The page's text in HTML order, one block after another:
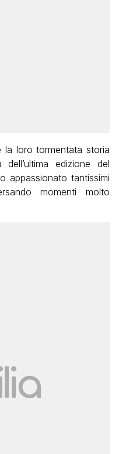
loro tormentata storia
dell’ultima edizione del
appassionato tantissimi
momenti molto